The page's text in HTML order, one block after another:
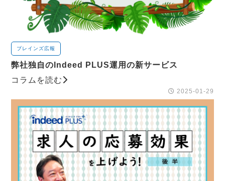
ブレインズ広報
弊社独自のIndeed PLUS運用の新サービス
コラムを読む
2025-01-29